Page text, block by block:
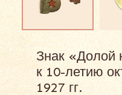
Знак «Долой
к 10-летию
1927 гг.